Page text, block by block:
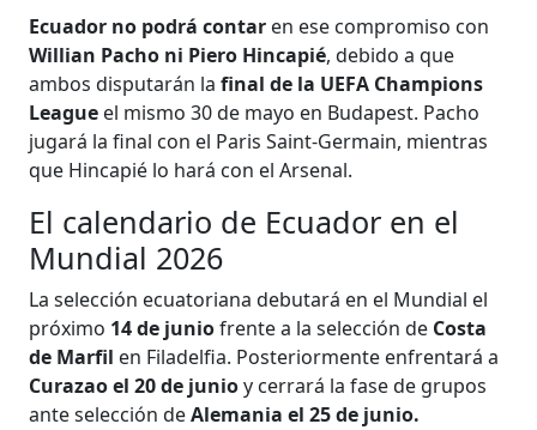
Ecuador no podrá contar en ese compromiso con
Willian Pacho ni Piero Hincapié, debido a que
ambos disputarán lafinal de la UEFA Champions
League el mismo 30 de mayo en Budapest. Pacho
jugará la final con el Paris Saint-Germain, mientras
que Hincapié lo hará con el Arsenal.
El calendario de Ecuador en el
Mundial 2026
La selección ecuatoriana debutará en el Mundial el
próximo 14 de juniofrente a la selección de Costa
de Marfil en Filadelfia. Posteriormente enfrentará a
Curazao el 20 de junioy cerrará la fase de grupos
ante selección deAlemania el 25 de junio.